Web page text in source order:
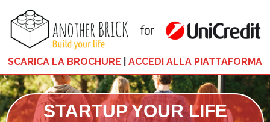
SCARICA LA BROCHURE ACCEDI ALLA PIATTAFORMA
STARTUP YOUR LIFE